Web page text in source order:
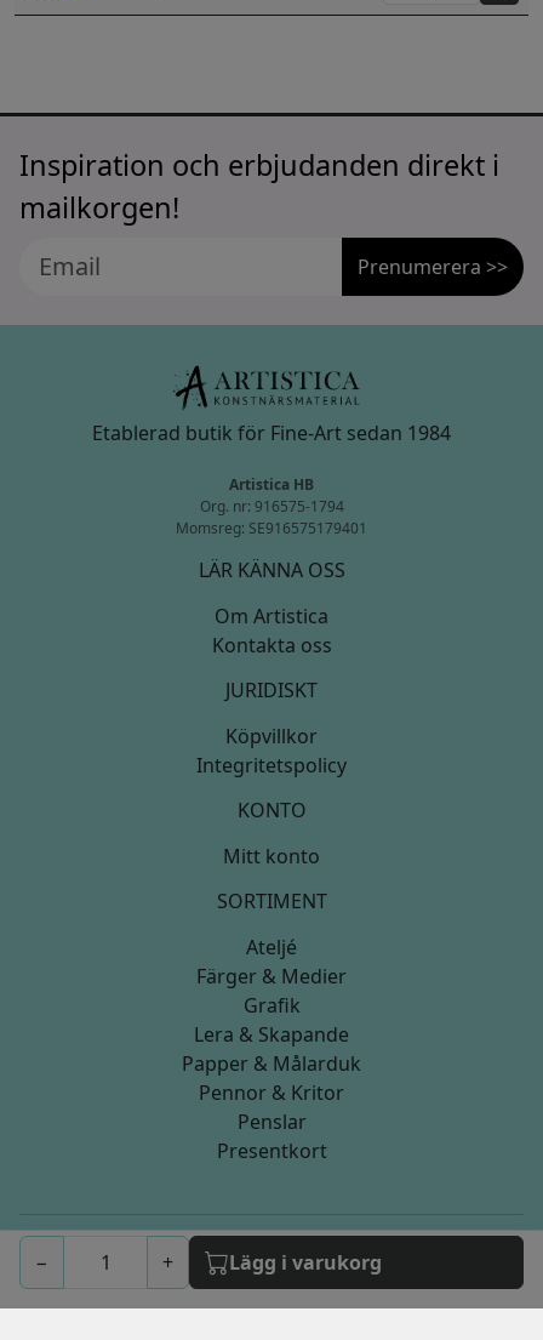
− + Lägg i varukorg
Inspiration och erbjudanden direkt i
mailkorgen!
Prenumerera >>
Etablerad butik för Fine-Art sedan 1984
Artistica HB
Org. nr: 916575-1794
Momsreg: SE916575179401
LÄR KÄNNA OSS
Om Artistica
Kontakta oss
JURIDISKT
Köpvillkor
Integritetspolicy
KONTO
Mitt konto
SORTIMENT
Ateljé
Färger & Medier
Grafik
Lera & Skapande
Papper & Målarduk
Pennor & Kritor
Penslar
Presentkort